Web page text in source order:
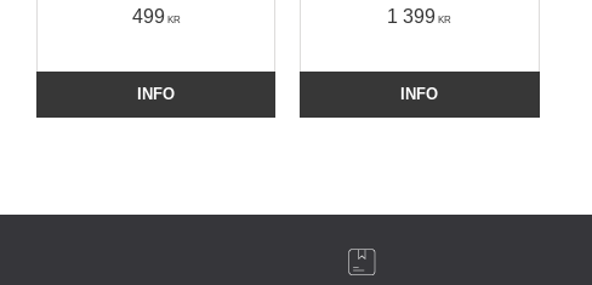
sömmar. Smidiga på
499 KR
INFO
armarna och tunt foder på
1 399 KR
INFO